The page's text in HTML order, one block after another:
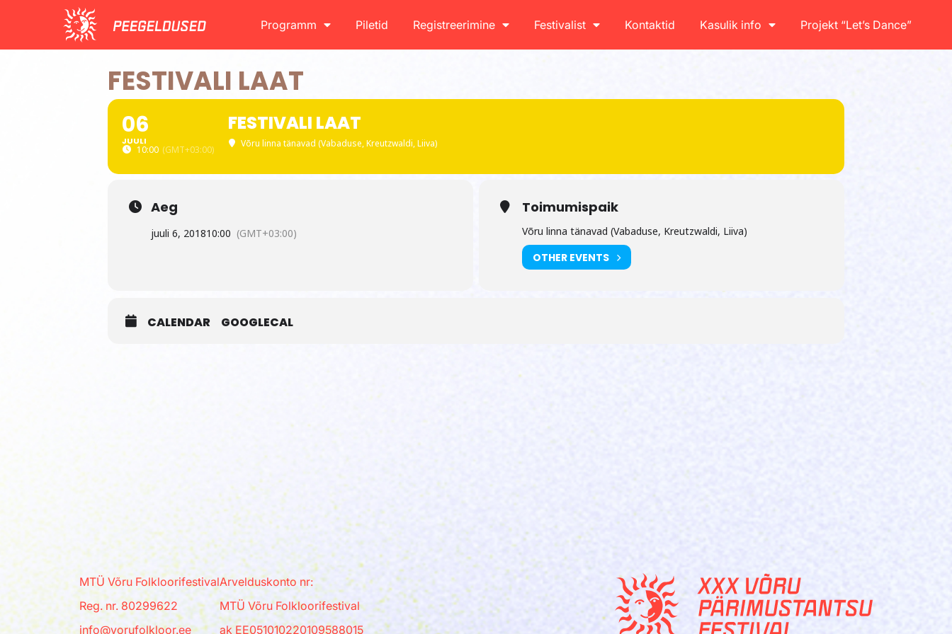
Programm Piletid Registreerimine Festivalist Kontaktid Kasulik info Projekt “Let’s Dance”
FESTIVALI LAAT
06
JUULI
10:00 (GMT+03:00)
FESTIVALI LAAT
Võru linna tänavad (Vabaduse, Kreutzwaldi, Liiva)
Aeg
juuli 6, 201810:00 (GMT+03:00)
Toimumispaik
Võru linna tänavad (Vabaduse, Kreutzwaldi, Liiva)
OTHER EVENTS
CALENDAR GOOGLECAL
MTÜ Võru Folkloorifestival
Reg. nr. 80299622
info@vorufolkloor.ee
Arvelduskonto nr:
MTÜ Võru Folkloorifestival
ak EE051010220109588015